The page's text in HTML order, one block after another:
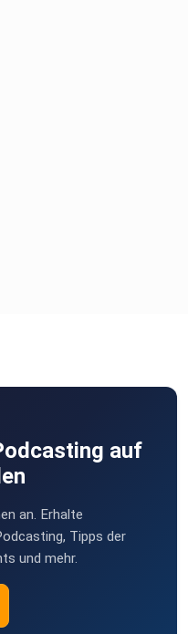
auf
an. Erhalte
Tipps der
und mehr.